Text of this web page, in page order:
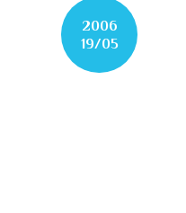
2006
19/05